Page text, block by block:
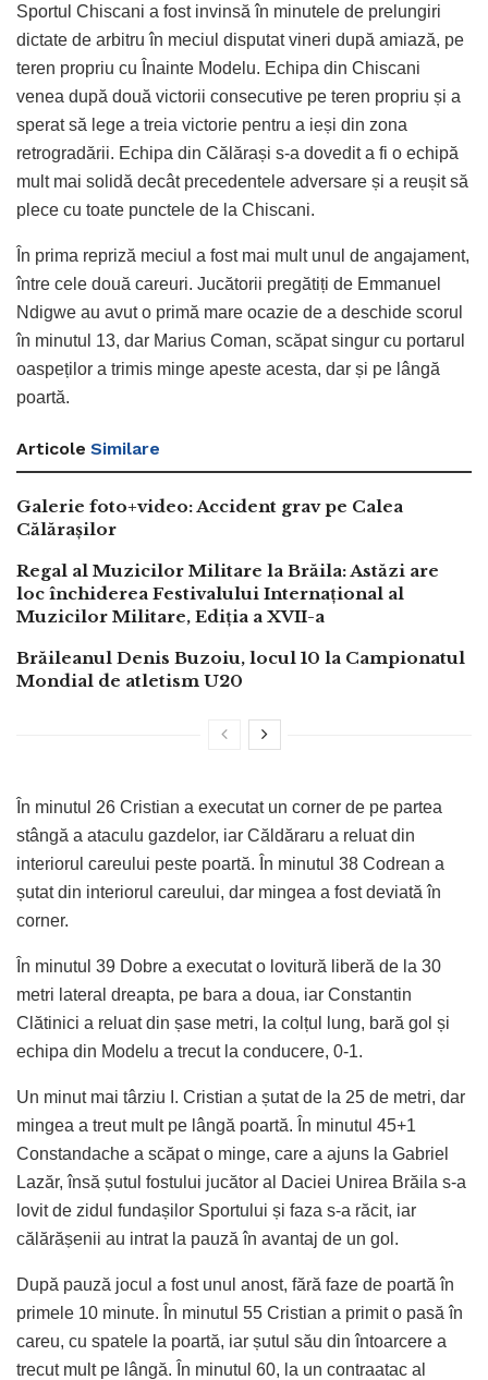
Sportul Chiscani a fost invinsă în minutele de prelungiri
dictate de arbitru în meciul disputat vineri după amiază, pe
teren propriu cu Înainte Modelu. Echipa din Chiscani
venea după două victorii consecutive pe teren propriu și a
sperat să lege a treia victorie pentru a ieși din zona
retrogradării. Echipa din Călărași s-a dovedit a fi o echipă
mult mai solidă decât precedentele adversare și a reușit să
plece cu toate punctele de la Chiscani.
În prima repriză meciul a fost mai mult unul de angajament,
între cele două careuri. Jucătorii pregătiți de Emmanuel
Ndigwe au avut o primă mare ocazie de a deschide scorul
în minutul 13, dar Marius Coman, scăpat singur cu portarul
oaspeților a trimis minge apeste acesta, dar și pe lângă
poartă.
Articole Similare
Galerie foto+video: Accident grav pe Calea
Călărașilor
Regal al Muzicilor Militare la Brăila: Astăzi are
loc închiderea Festivalului Internațional al
Muzicilor Militare, Ediția a XVII-a
Brăileanul Denis Buzoiu, locul 10 la Campionatul
Mondial de atletism U20
În minutul 26 Cristian a executat un corner de pe partea
stângă a ataculu gazdelor, iar Căldăraru a reluat din
interiorul careului peste poartă. În minutul 38 Codrean a
șutat din interiorul careului, dar mingea a fost deviată în
corner.
În minutul 39 Dobre a executat o lovitură liberă de la 30
metri lateral dreapta, pe bara a doua, iar Constantin
Clătinici a reluat din șase metri, la colțul lung, bară gol și
echipa din Modelu a trecut la conducere, 0-1.
Un minut mai târziu I. Cristian a șutat de la 25 de metri, dar
mingea a treut mult pe lângă poartă. În minutul 45+1
Constandache a scăpat o minge, care a ajuns la Gabriel
Lazăr, însă șutul fostului jucător al Daciei Unirea Brăila s-a
lovit de zidul fundașilor Sportului și faza s-a răcit, iar
călărășenii au intrat la pauză în avantaj de un gol.
După pauză jocul a fost unul anost, fără faze de poartă în
primele 10 minute. În minutul 55 Cristian a primit o pasă în
careu, cu spatele la poartă, iar șutul său din întoarcere a
trecut mult pe lângă. În minutul 60, la un contraatac al